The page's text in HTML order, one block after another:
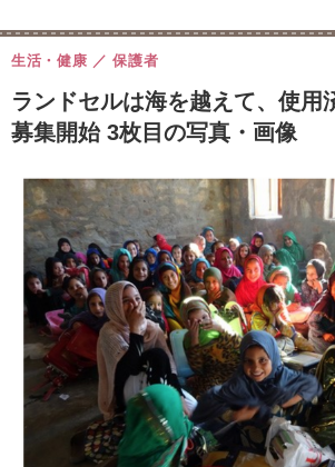
ランドセルは海を越えて、使用
募集開始 3枚目の写真・画像
生活・健康 保護者